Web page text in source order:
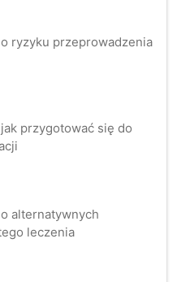
ryzyku przeprowadzenia
przygotować się do
alternatywnych
leczenia